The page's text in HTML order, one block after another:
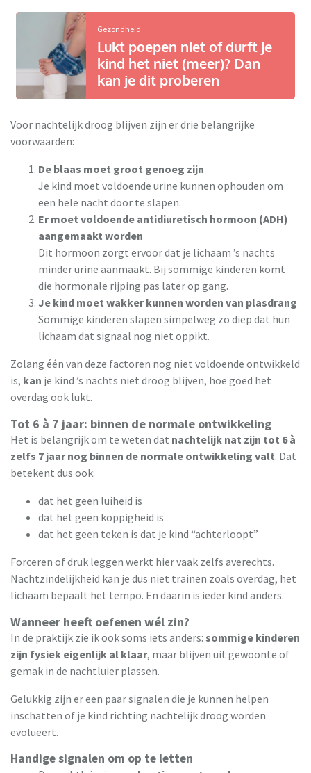
Gezondheid
Lukt poepen niet of durft je
kind het niet (meer)? Dan
kan je dit proberen
Voor nachtelijk droog blijven zijn er drie belangrijke
voorwaarden:
De blaas moet groot genoeg zijn
Je kind moet voldoende urine kunnen ophouden om
een hele nacht door te slapen.
Er moet voldoende antidiuretisch hormoon (ADH)
aangemaakt worden
Dit hormoon zorgt ervoor dat je lichaam ’s nachts
minder urine aanmaakt. Bij sommige kinderen komt
die hormonale rijping pas later op gang.
Je kind moet wakker kunnen worden van plasdrang
Sommige kinderen slapen simpelweg zo diep dat hun
lichaam dat signaal nog niet oppikt.
Zolang één van deze factoren nog niet voldoende ontwikkeld
is, kan je kind ’s nachts niet droog blijven, hoe goed het
overdag ook lukt.
Tot 6 à 7 jaar: binnen de normale ontwikkeling
Het is belangrijk om te weten dat nachtelijk nat zijn tot 6 à
zelfs 7 jaar nog binnen de normale ontwikkeling valt. Dat
betekent dus ook:
dat het geen luiheid is
dat het geen koppigheid is
dat het geen teken is dat je kind “achterloopt”
Forceren of druk leggen werkt hier vaak zelfs averechts.
Nachtzindelijkheid kan je dus niet trainen zoals overdag, het
lichaam bepaalt het tempo. En daarin is ieder kind anders.
Wanneer heeft oefenen wél zin?
In de praktijk zie ik ook soms iets anders: sommige kinderen
zijn fysiek eigenlijk al klaar, maar blijven uit gewoonte of
gemak in de nachtluier plassen.
Gelukkig zijn er een paar signalen die je kunnen helpen
inschatten of je kind richting nachtelijk droog worden
evolueert.
Handige signalen om op te letten